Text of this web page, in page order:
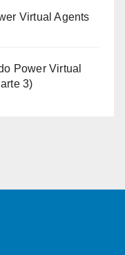
Virtual Agents
Power Virtual
3)